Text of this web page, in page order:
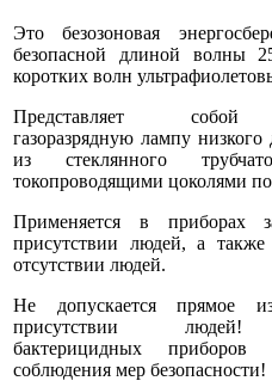
Это безозоновая
безопасной длиной волны
коротких волн
Представляет собой
газоразрядную лампу низкого
из стеклянного
токопроводящими цоколями
Применяется в приборах
присутствии людей, а
отсутствии людей.
Не допускается прямое
присутствии людей!
бактерицидных приборов
соблюдения мер безопасности!